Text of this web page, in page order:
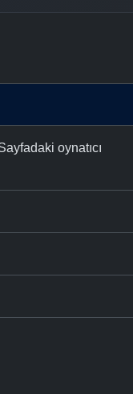
oynatıcı